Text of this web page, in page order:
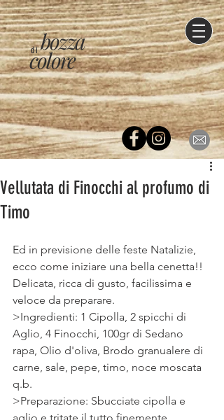
di
colore
bozza
Vellutata di Finocchi al profumo di
Timo
Ed in previsione delle feste Natalizie,
ecco come iniziare una bella cenetta!!
Delicata, ricca di gusto, facilissima e
veloce da preparare.
>Ingredienti: 1 Cipolla, 2 spicchi di
Aglio, 4 Finocchi, 100gr di Sedano
rapa, Olio d'oliva, Brodo granualere di
carne, sale, pepe, timo, noce moscata
q.b.
>Preparazione: Sbucciate cipolla e